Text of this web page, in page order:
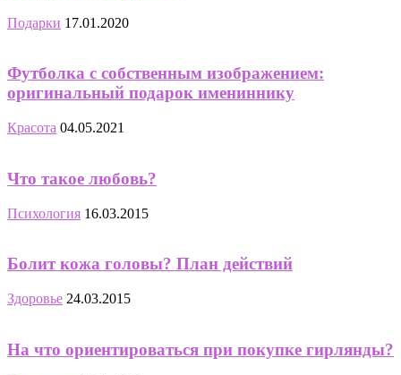
Подарки 17.01.2020
Футболка с собственным изображением:
оригинальный подарок имениннику
Красота 04.05.2021
Что такое любовь?
Психология 16.03.2015
Болит кожа головы? План действий
Здоровье 24.03.2015
На что ориентироваться при покупке гирлянды?